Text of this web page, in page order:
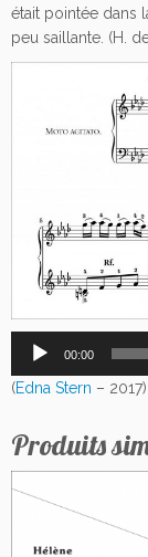
était pointée dans
peu saillante. (H.
Lecteur
audio
00:00
(Edna Stern – 2017)
Produits